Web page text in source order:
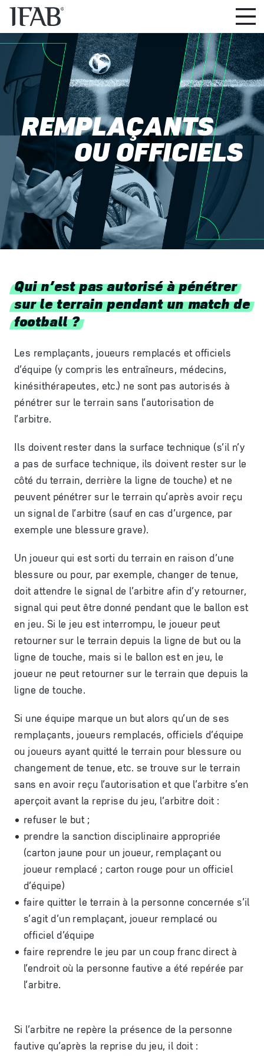
REMPLAÇANTS
OU OFFICIELS
Qui n’est pas autorisé à pénétrer
sur le terrain pendant un match de
football ?
Les remplaçants, joueurs remplacés et officiels
d’équipe (y compris les entraîneurs, médecins,
kinésithérapeutes, etc.) ne sont pas autorisés à
pénétrer sur le terrain sans l’autorisation de
l’arbitre.
Ils doivent rester dans la surface technique (s’il n’y
a pas de surface technique, ils doivent rester sur le
côté du terrain, derrière la ligne de touche) et ne
peuvent pénétrer sur le terrain qu’après avoir reçu
un signal de l’arbitre (sauf en cas d’urgence, par
exemple une blessure grave).
Un joueur qui est sorti du terrain en raison d’une
blessure ou pour, par exemple, changer de tenue,
doit attendre le signal de l’arbitre afin d’y retourner,
signal qui peut être donné pendant que le ballon est
en jeu. Si le jeu est interrompu, le joueur peut
retourner sur le terrain depuis la ligne de but ou la
ligne de touche, mais si le ballon est en jeu, le
joueur ne peut retourner sur le terrain que depuis la
ligne de touche.
Si une équipe marque un but alors qu’un de ses
remplaçants, joueurs remplacés, officiels d’équipe
ou joueurs ayant quitté le terrain pour blessure ou
changement de tenue, etc. se trouve sur le terrain
sans en avoir reçu l’autorisation et que l’arbitre s’en
aperçoit avant la reprise du jeu, l’arbitre doit :
refuser le but ;
prendre la sanction disciplinaire appropriée
(carton jaune pour un joueur, remplaçant ou
joueur remplacé ; carton rouge pour un officiel
d’équipe)
faire quitter le terrain à la personne concernée s’il
s’agit d’un remplaçant, joueur remplacé ou
officiel d’équipe
faire reprendre le jeu par un coup franc direct à
l’endroit où la personne fautive a été repérée par
l’arbitre.
Si l’arbitre ne repère la présence de la personne
fautive qu’après la reprise du jeu, il doit :